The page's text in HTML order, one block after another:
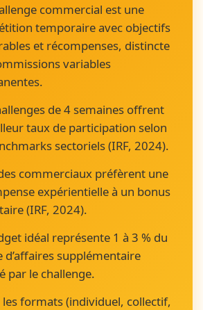
commercial est une
temporaire avec objectifs
et récompenses, distincte
variables
de 4 semaines offrent
taux de participation selon
sectoriels (IRF, 2024).
commerciaux préfèrent une
expérientielle à un bonus
(IRF, 2024).
idéal représente 1 à 3 % du
d’affaires supplémentaire
par le challenge.
les formats (individuel, collectif,